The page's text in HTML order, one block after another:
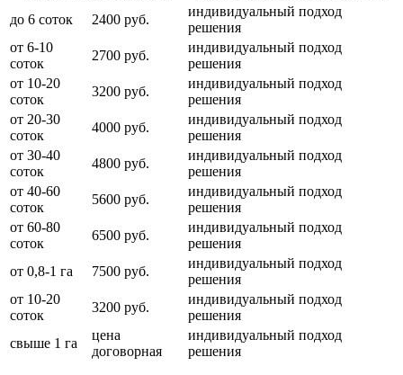
до 6 соток
2400 руб.
индивидуальный подход
решения
от 6-10
соток
2700 руб.
индивидуальный подход
решения
от 10-20
соток
3200 руб.
индивидуальный подход
решения
от 20-30
соток
4000 руб.
индивидуальный подход
решения
от 30-40
соток
4800 руб.
индивидуальный подход
решения
от 40-60
соток
5600 руб.
индивидуальный подход
решения
от 60-80
соток
6500 руб.
индивидуальный подход
решения
от 0,8-1 га
7500 руб.
индивидуальный подход
решения
от 10-20
соток
3200 руб.
индивидуальный подход
решения
свыше 1 га
цена
договорная
индивидуальный подход
решения